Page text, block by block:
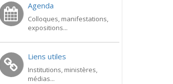
Agenda
Colloques, manifestations,
expositions...
Liens utiles
Institutions, ministères,
médias...